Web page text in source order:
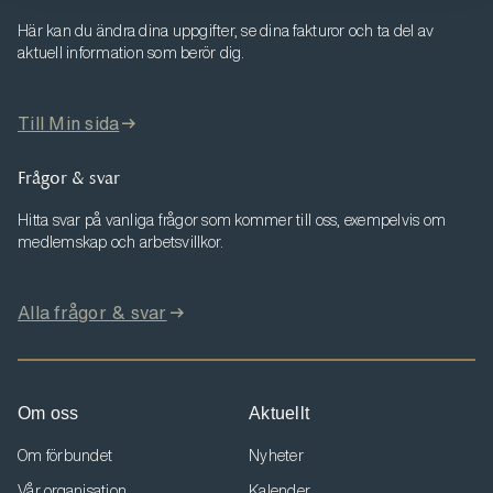
Här kan du ändra dina uppgifter, se dina fakturor och ta del av
aktuell information som berör dig.
Till Min sida
Frågor & svar
Hitta svar på vanliga frågor som kommer till oss, exempelvis om
medlemskap och arbetsvillkor.
Alla frågor & svar
Om oss
Om förbundet
Aktuellt
Nyheter